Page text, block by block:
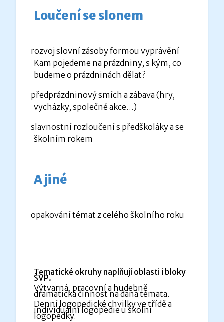
Loučení se slonem
- rozvoj slovní zásoby formou vyprávění-
Kam pojedeme na prázdniny, s kým, co
budeme o prázdninách dělat?
- předprázdninový smích a zábava (hry,
vycházky, společné akce…)
- slavnostní rozloučení s předškoláky a se
školním rokem
A jiné
- opakování témat z celého školního roku
Tematické okruhy naplňují oblasti i bloky
ŠVP.
Výtvarná, pracovní a hudebně
dramatická činnost na daná témata.
Denní logopedické chvilky ve třídě a
individuální logopedie u školní
logopedky.